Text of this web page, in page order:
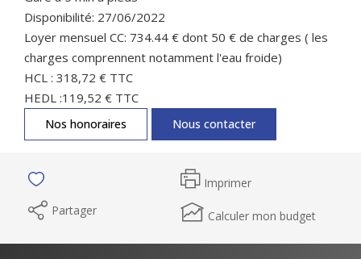
Disponibilité: 27/06/2022
Loyer mensuel CC: 734.44 € dont 50 € de charges ( les
charges comprennent notamment l'eau froide)
HCL : 318,72 € TTC
HEDL :119,52 € TTC
Nos honoraires Nous contacter
Imprimer
Partager
Calculer mon budget